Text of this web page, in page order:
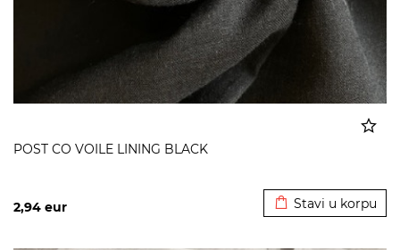
POST CO VOILE LINING BLACK
2,94 eur Stavi u korpu